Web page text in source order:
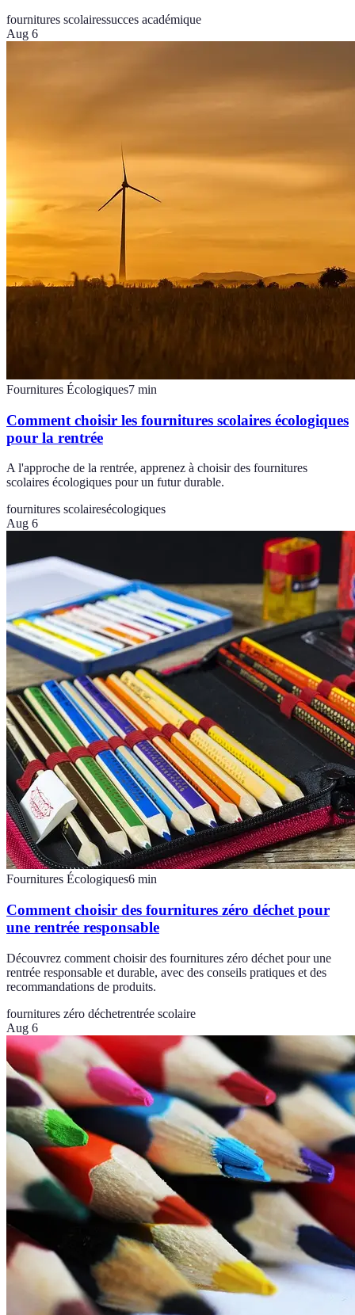
fournitures scolairessucces académique
Aug 6
Fournitures Écologiques7 min
Comment choisir les fournitures scolaires écologiques
pour la rentrée
A l'approche de la rentrée, apprenez à choisir des fournitures
scolaires écologiques pour un futur durable.
fournitures scolairesécologiques
Aug 6
Fournitures Écologiques6 min
Comment choisir des fournitures zéro déchet pour
une rentrée responsable
Découvrez comment choisir des fournitures zéro déchet pour une
rentrée responsable et durable, avec des conseils pratiques et des
recommandations de produits.
fournitures zéro déchetrentrée scolaire
Aug 6